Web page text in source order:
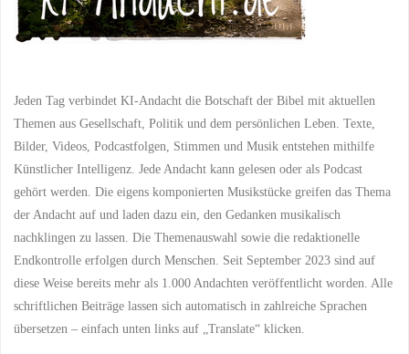
Jeden Tag verbindet KI-Andacht die Botschaft der Bibel mit aktuellen
Themen aus Gesellschaft, Politik und dem persönlichen Leben. Texte,
Bilder, Videos, Podcastfolgen, Stimmen und Musik entstehen mithilfe
Künstlicher Intelligenz. Jede Andacht kann gelesen oder als Podcast
gehört werden. Die eigens komponierten Musikstücke greifen das Thema
der Andacht auf und laden dazu ein, den Gedanken musikalisch
nachklingen zu lassen. Die Themenauswahl sowie die redaktionelle
Endkontrolle erfolgen durch Menschen. Seit September 2023 sind auf
diese Weise bereits mehr als 1.000 Andachten veröffentlicht worden. Alle
schriftlichen Beiträge lassen sich automatisch in zahlreiche Sprachen
übersetzen – einfach unten links auf „Translate“ klicken.